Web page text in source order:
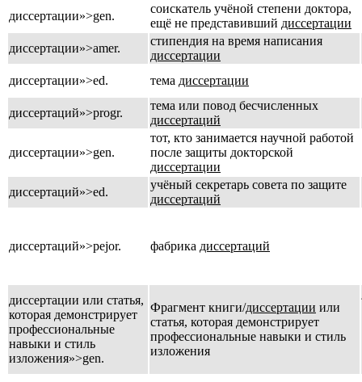
диссертации»>gen.
соискатель учёной степени доктора,
ещё не представивший диссертации
диссертации»>amer.
стипендия на время написания
диссертации
диссертации»>ed.
тема диссертации
диссертаций»>progr.
тема или повод бесчисленных
диссертаций
диссертации»>gen.
тот, кто занимается научной работой
после защиты докторской
диссертации
диссертаций»>ed.
учёный секретарь совета по защите
диссертаций
диссертаций»>pejor. фабрика диссертаций
диссертации или статья,
которая демонстрирует
профессиональные
навыки и стиль
изложения»>gen.
Фрагмент книги/диссертации или
статья, которая демонстрирует
профессиональные навыки и стиль
изложения